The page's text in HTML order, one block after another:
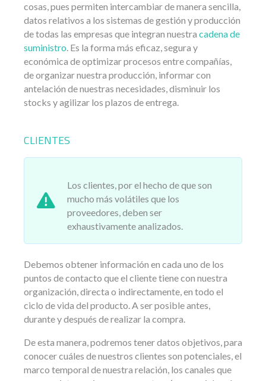
cosas, pues permiten intercambiar de manera sencilla,
datos relativos a los sistemas de gestión y producción
de todas las empresas que integran nuestra cadena de
suministro. Es la forma más eficaz, segura y
económica de optimizar procesos entre compañías,
de organizar nuestra producción, informar con
antelación de nuestras necesidades, disminuir los
stocks y agilizar los plazos de entrega.
CLIENTES
Los clientes, por el hecho de que son
mucho más volátiles que los
proveedores, deben ser
exhaustivamente analizados.
Debemos obtener información en cada uno de los
puntos de contacto que el cliente tiene con nuestra
organización, directa o indirectamente, en todo el
ciclo de vida del producto. A ser posible antes,
durante y después de realizar la compra.
De esta manera, podremos tener datos objetivos, para
conocer cuáles de nuestros clientes son potenciales, el
marco temporal de nuestra relación, los canales que